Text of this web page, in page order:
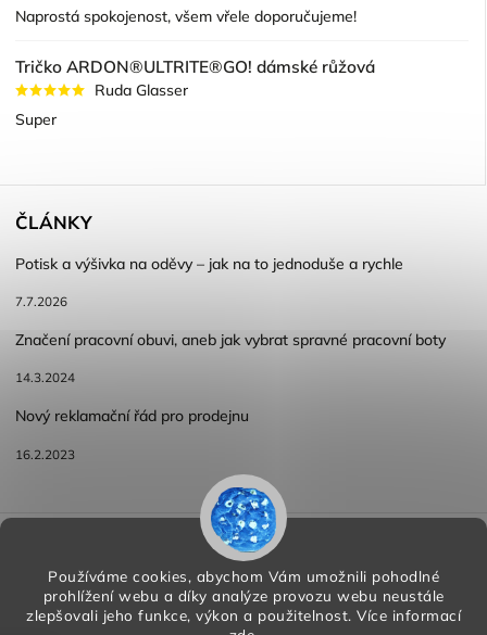
Používáme cookies, abychom Vám umožnili pohodlné
prohlížení webu a díky analýze provozu webu neustále
zlepšovali jeho funkce, výkon a použitelnost. Více informací
Naprostá spokojenost, všem vřele doporučujeme!
Tričko ARDON®ULTRITE®GO! dámské růžová
Ruda Glasser
Super
ČLÁNKY
Potisk a výšivka na oděvy – jak na to jednoduše a rychle
7.7.2026
Značení pracovní obuvi, aneb jak vybrat spravné pracovní boty
14.3.2024
Nový reklamační řád pro prodejnu
16.2.2023
Reklamace a vracení zboží
Podmínky ochrany osobních údajů